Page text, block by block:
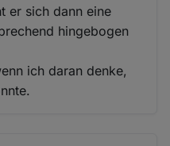
er sich dann eine
hingebogen
ich daran denke,